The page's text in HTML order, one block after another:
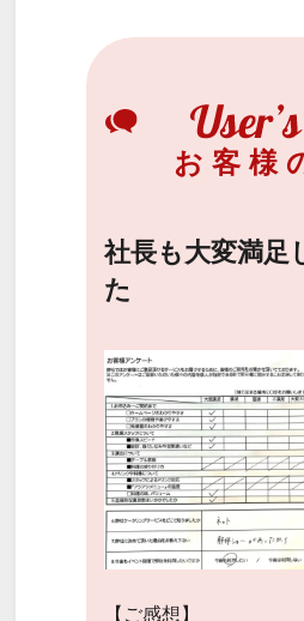
お客様
社長も大変満足
た
【ご感想】